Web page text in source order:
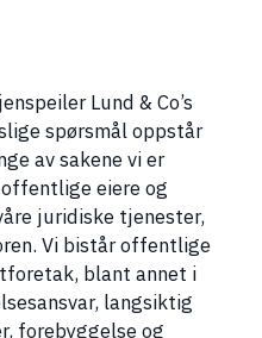
Lund & Co’s
spørsmål oppstår
av sakene vi er
eiere og
juridiske tjenester,
Vi bistår offentlige
blant annet i
langsiktig
forebyggelse og